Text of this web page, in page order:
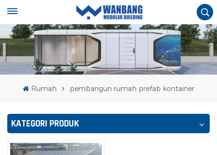
Rumah pembangun rumah prefab kontainer
KATEGORI PRODUK